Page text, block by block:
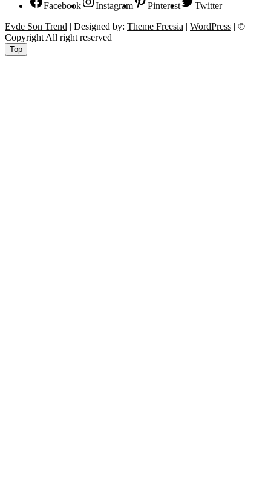
Facebook Instagram Pinterest
Twitter
Evde Son Trend | Designed by: Theme Freesia | WordPress | ©
Copyright All right reserved
Top